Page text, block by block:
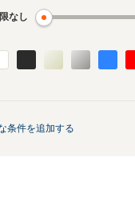
なし
条件を追加する